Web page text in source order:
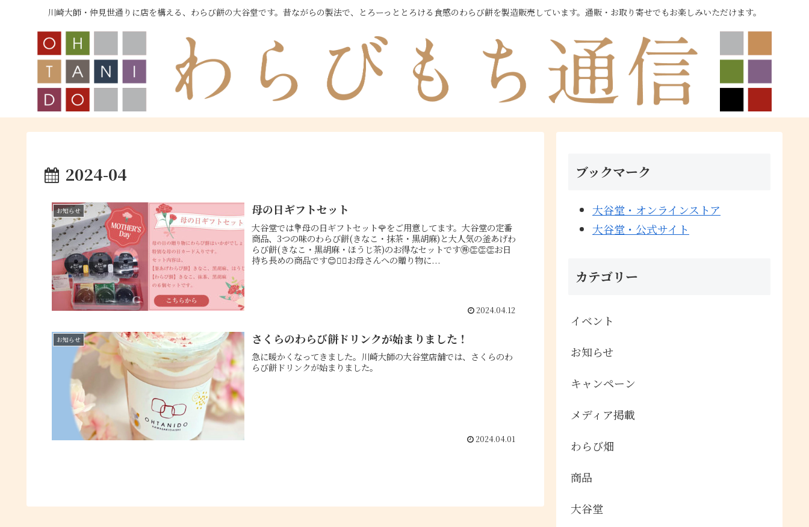
川崎大師・仲見世通りに店を構える、わらび餅の大谷堂です。昔ながらの製法で、とろーっととろける食感のわらび餅を製造販売しています。通販・お取り寄せでもお楽しみいただけます。
2024-04
お知らせ 母の日ギフトセット
大谷堂では💐母の日ギフトセット🌹をご用意してます。大谷堂の定番
商品、3つの味のわらび餅(きなこ・抹茶・黒胡麻)と大人気の釜あげわ
らび餅(きなこ・黒胡麻・ほうじ茶)のお得なセットです🉐👏👏👏お日
持ち長めの商品です😊💁‍♀️お母さんへの贈り物に...
2024.04.12
お知らせ さくらのわらび餅ドリンクが始まりました！
急に暖かくなってきました。川崎大師の大谷堂店舗では、さくらのわ
らび餅ドリンクが始まりました。
2024.04.01
ブックマーク
大谷堂・オンラインストア
大谷堂・公式サイト
カテゴリー
イベント
お知らせ
キャンペーン
メディア掲載
わらび畑
商品
大谷堂